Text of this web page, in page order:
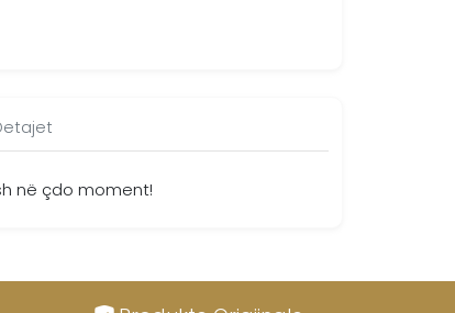
në çdo moment!